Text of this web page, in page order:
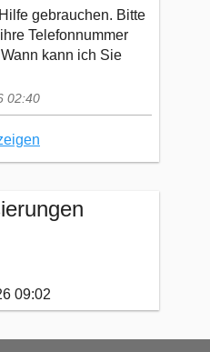
gebrauchen. Bitte
Telefonnummer
kann ich Sie
02:40
09:02